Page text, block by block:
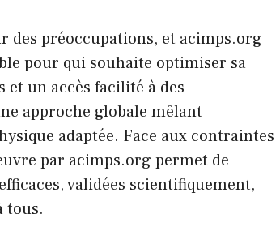
des préoccupations, et acimps.org
pour qui souhaite optimiser sa
un accès facilité à des
approche globale mêlant
adaptée. Face aux contraintes
par acimps.org permet de
validées scientifiquement,
tous.